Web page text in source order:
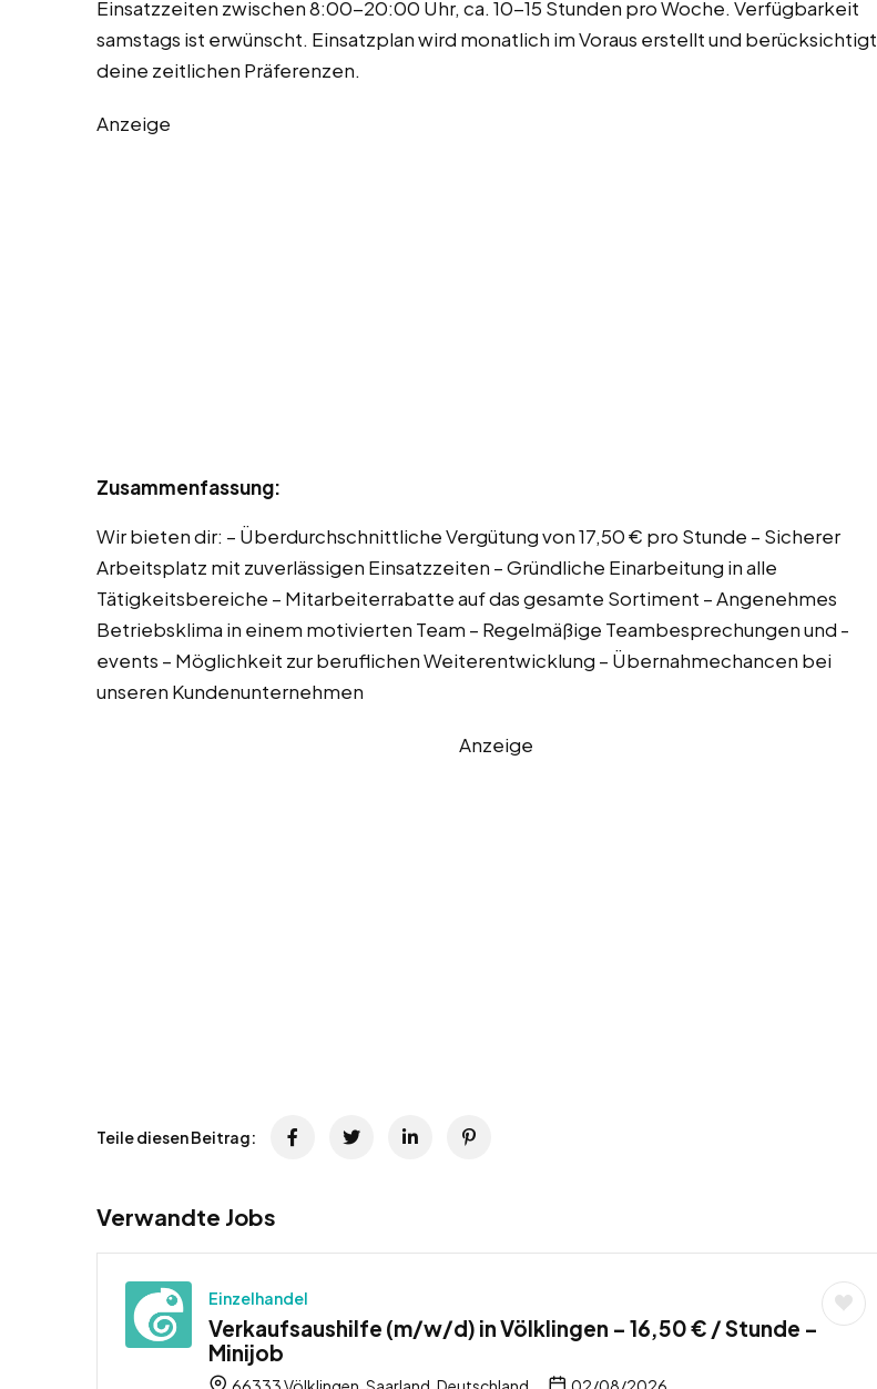
Einsatzzeiten zwischen 8:00-20:00 Uhr, ca. 10-15 Stunden pro Woche. Verfügbarkeit
samstags ist erwünscht. Einsatzplan wird monatlich im Voraus erstellt und berücksichtigt
deine zeitlichen Präferenzen.
Anzeige
Zusammenfassung:
Wir bieten dir: – Überdurchschnittliche Vergütung von 17,50 € pro Stunde – Sicherer
Arbeitsplatz mit zuverlässigen Einsatzzeiten – Gründliche Einarbeitung in alle
Tätigkeitsbereiche – Mitarbeiterrabatte auf das gesamte Sortiment – Angenehmes
Betriebsklima in einem motivierten Team – Regelmäßige Teambesprechungen und -
events – Möglichkeit zur beruflichen Weiterentwicklung – Übernahmechancen bei
unseren Kundenunternehmen
Anzeige
Teile diesen Beitrag:
Verwandte Jobs
Einzelhandel
Verkaufsaushilfe (m/w/d) in Völklingen – 16,50 € / Stunde –
Minijob